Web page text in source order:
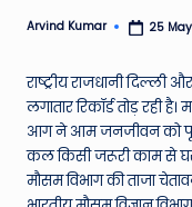
e
N
e
w
s
Posted
Arvind Kumar 25
राष्ट्रीय राजधानी
लगातार रिकॉर्ड तोड़
आग ने आम जनजीवन को
कल किसी जरूरी काम से घर
मौसम विभाग की ताजा